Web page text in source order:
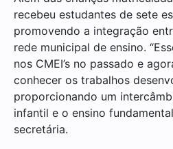
recebeu estudantes de sete
promovendo a integração
rede municipal de ensino.
nos CMEI’s no passado e
conhecer os trabalhos
proporcionando um
infantil e o ensino
secretária.